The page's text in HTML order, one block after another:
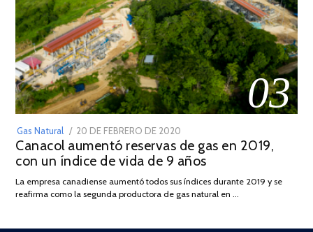
03
Gas Natural
POSTED
ON
20 DE FEBRERO DE 2020
DE
JULIO
2025
Canacol aumentó reservas de gas en 2019,
con un índice de vida de 9 años
La empresa canadiense aumentó todos sus índices durante 2019 y se
reafirma como la segunda productora de gas natural en …